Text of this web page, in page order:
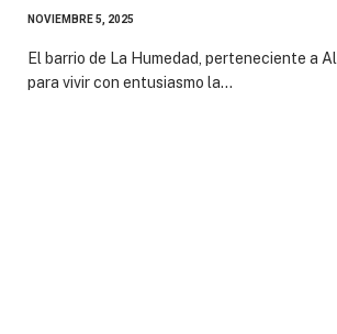
NOVIEMBRE 5, 2025
El barrio de La Humedad, perteneciente a
para vivir con entusiasmo la…